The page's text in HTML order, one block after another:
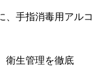
、手指消毒用アルコ
衛生管理を徹底